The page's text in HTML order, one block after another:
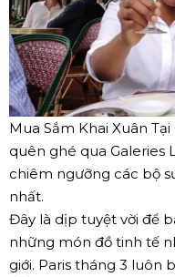
Mua Sắm Khai Xuân
quên ghé qua Galeries
chiêm ngưỡng các bộ
nhất.
Đây là dịp tuyệt vời để
những món đồ tinh tế
giới. Paris tháng 3 luôn